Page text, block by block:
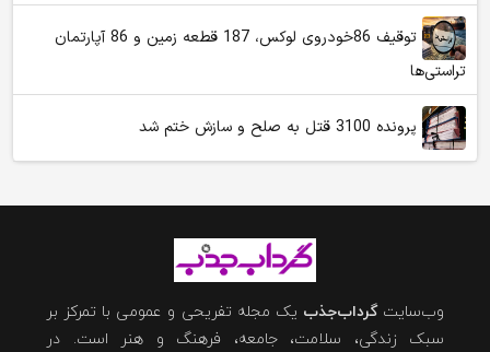
توقیف 86خودروی لوکس، 187 قطعه زمین و 86 آپارتمان
تراستی‌ها
پرونده 3100 قتل به صلح و سازش ختم شد
وب‌سایتگرداب‌جذب یک مجله تفریحی و عمومی با تمرکز بر
سبک زندگی، سلامت، جامعه، فرهنگ و هنر است. در